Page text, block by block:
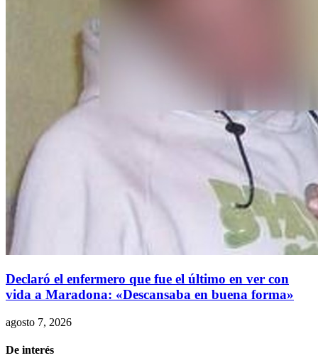
Declaró el enfermero que fue el último en ver con
vida a Maradona: «Descansaba en buena forma»
agosto 7, 2026
De interés